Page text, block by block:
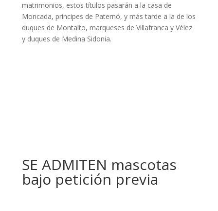
matrimonios, estos títulos pasarán a la casa de
Moncada, príncipes de Paternó, y más tarde a la de los
duques de Montalto, marqueses de Villafranca y Vélez
y duques de Medina Sidonia.
SE ADMITEN mascotas
bajo petición previa